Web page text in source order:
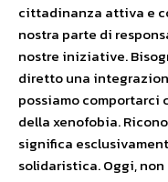
cittadinanza attiva e
nostra parte di
nostre iniziative.
diretto una
possiamo
della xenofobia.
significa
solidaristica. Oggi,